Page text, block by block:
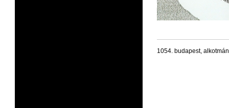
1054. budapest,